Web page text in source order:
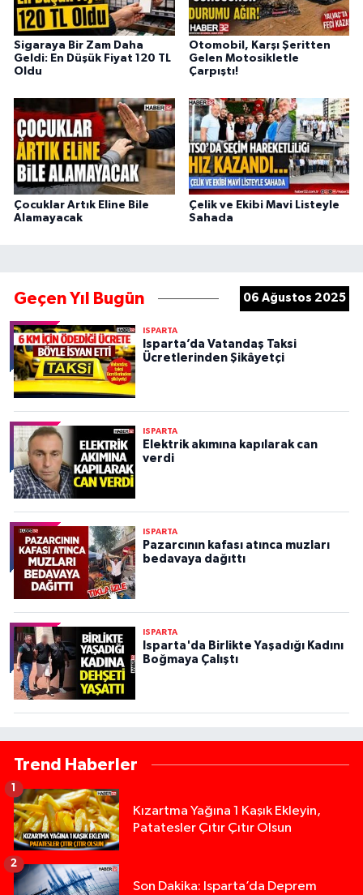
Sigaraya Bir Zam Daha
Geldi: En Düşük Fiyat 120 TL
Oldu
Otomobil, Karşı Şeritten
Gelen Motosikletle
Çarpıştı!
Çocuklar Artık Eline Bile
Alamayacak
Çelik ve Ekibi Mavi Listeyle
Sahada
Geçen Yıl Bugün 06 Ağustos 2025
ISPARTA
Isparta’da Vatandaş Taksi
Ücretlerinden Şikâyetçi
ISPARTA
Elektrik akımına kapılarak can
verdi
ISPARTA
Pazarcının kafası atınca muzları
bedavaya dağıttı
ISPARTA
Isparta'da Birlikte Yaşadığı Kadını
Boğmaya Çalıştı
Trend Haberler
Kızartma Yağına 1 Kaşık Ekleyin,
Patatesler Çıtır Çıtır Olsun
1
Son Dakika: Isparta’da Deprem
2